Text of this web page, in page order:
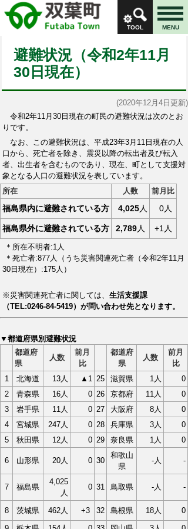
TOOL MENU
避難状況（令和2年11月
30日現在）
(2020年12月4日更新)
令和2年11月30日現在の町民の避難状況は次のとお
りです。
なお、この避難状況は、平成23年3月11日現在の人
口から、死亡者を除き、震災以降の転出者及び転入
者、出生者を含むものであり、現在、町として支援対
象となる人口の避難状況を表しています。
所在
人数 前月比
福島県内に避難されている方 4,025人 0人
福島県外に避難されている方 2,789人 +1人
＊所在不明者:1人
＊死亡者:877人（うち災害関連死亡者（令和2年11月
30日現在）:175人）
※災害関連死亡者に関しては、 生活支援課
（TEL:0246-84-5419）が問い合わせ先となります。
▼都道府県別避難状況
都道府
県
人数
前月
比
都道府
県
人数
前月
比
1
北海道 13人 ▲1 25 滋賀県 1人
0
2
青森県 16人 0 26 京都府 11人
0
3
岩手県 11人 0 27 大阪府 8人
0
4
宮城県 247人 0 28 兵庫県 3人
0
5
秋田県 12人 0 29 奈良県 1人 0
6 山形県 20人 0 30
和歌山
県
-人 -
7 福島県
4,025
人
0 31 鳥取県 -人 -
8 茨城県 462人 +3 32 島根県 18人
0